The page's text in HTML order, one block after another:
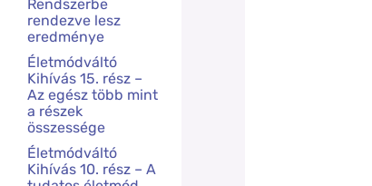
Rendszerbe
rendezve lesz
eredménye
Életmódváltó
Kihívás 15. rész –
Az egész több mint
a részek
összessége
Életmódváltó
Kihívás 10. rész – A